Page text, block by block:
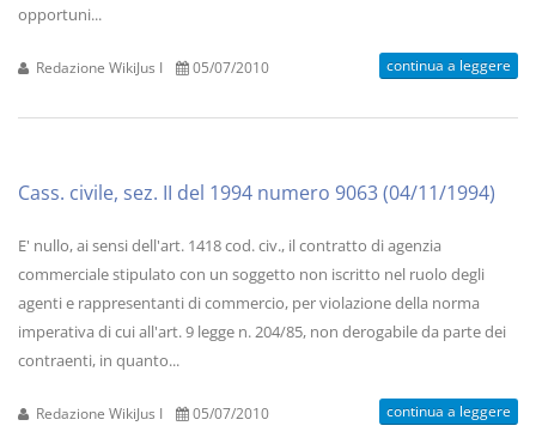
opportuni...
Redazione WikiJus I 05/07/2010 continua a leggere
Cass. civile, sez. II del 1994 numero 9063 (04/11/1994)
E' nullo, ai sensi dell'art. 1418 cod. civ., il contratto di agenzia
commerciale stipulato con un soggetto non iscritto nel ruolo degli
agenti e rappresentanti di commercio, per violazione della norma
imperativa di cui all'art. 9 legge n. 204/85, non derogabile da parte dei
contraenti, in quanto...
Redazione WikiJus I 05/07/2010 continua a leggere